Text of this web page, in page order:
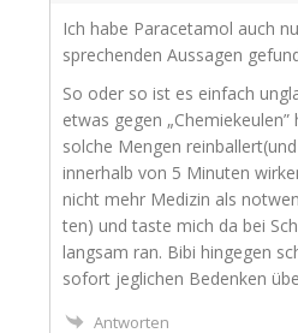
Ich habe Par­acet­amol auch
spre­chen­den Aus­sa­gen
So oder so ist es ein­fach
etwas gegen
sol­che Men­gen
inner­halb von 5 Minu­ten
nicht mehr Medi­zin als
ten) und tas­te mich da bei
lang­sam ran. Bibi hin­ge­gen
sofort jeg­li­chen Beden­ken
Antworten